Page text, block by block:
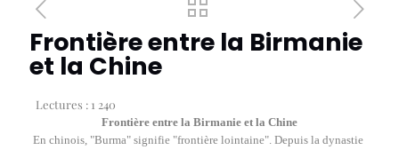
Frontière entre la Birmanie
et la Chine
Lectures : 1 240
Frontière entre la Birmanie et la Chine
En chinois, "Burma" signifie "frontière lointaine". Depuis la dynastie